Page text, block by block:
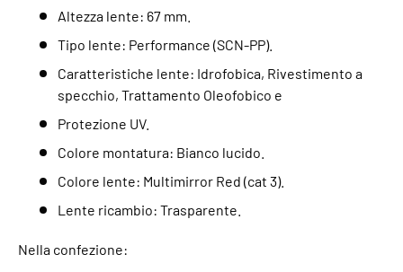
Altezza lente: 67 mm.
Tipo lente: Performance (SCN-PP).
Caratteristiche lente: Idrofobica, Rivestimento a
specchio, Trattamento Oleofobico e
Protezione UV.
Colore montatura: Bianco lucido.
Colore lente: Multimirror Red (cat 3).
Lente ricambio: Trasparente.
Nella confezione: